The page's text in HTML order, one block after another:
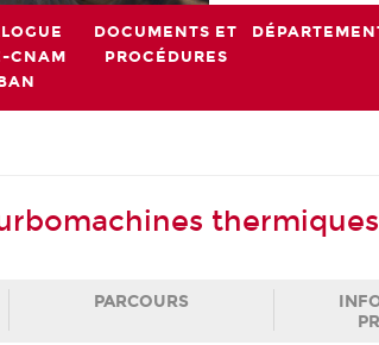
CNAM
DOCUMENTS ET
PROCÉDURES
thermiques
PARCOURS